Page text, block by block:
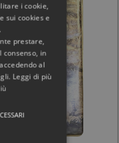
i cookie,
sui cookies e
prestare,
in
al
Leggi di più